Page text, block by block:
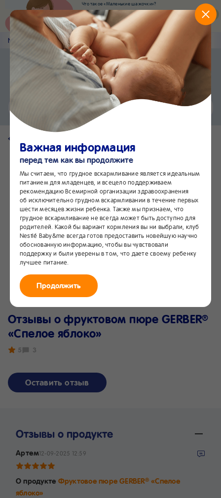
Что такое «Маленькие шажочки»?
Наш новый суперсервис для отслеживания
развития вашего малыша
Попробовать сейчас
Nestlé Baby &me Наши продукты
Приложение Nestlé Baby&me
Еще быстрее и удобнее
Установить
Чат24/7
Отзывы о фруктовом пюре GERBER®
«Спелое яблоко»
5 3
Оставить отзыв
Отзывы о продукте
Артем12-09-2025 12:59
О продукте Фруктовое пюре GERBER®«Спелое
яблоко»
Важная информация
перед тем как вы продолжите
Мы считаем, что грудное вскармливание является идеальным
питанием для младенцев, и всецело поддерживаем
рекомендацию Всемирной организации здравоохранения
об исключительно грудном вскармливании в течение первых
шести месяцев жизни ребенка. Также мы признаем, что
грудное вскармливание не всегда может быть доступно для
родителей. Какой бы вариант кормления вы ни выбрали, клуб
Nestlé Baby&me всегда готов предоставить новейшую научно
обоснованную информацию, чтобы вы чувствовали
поддержку и были уверены в том, что даете своему ребенку
лучшее питание.
Продолжить